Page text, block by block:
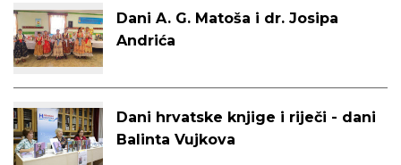
Dani A. G. Matoša i dr. Josipa
Andrića
Dani hrvatske knjige i riječi - dani
Balinta Vujkova